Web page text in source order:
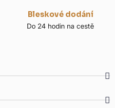
Bleskové dodání
Do 24 hodin na cestě